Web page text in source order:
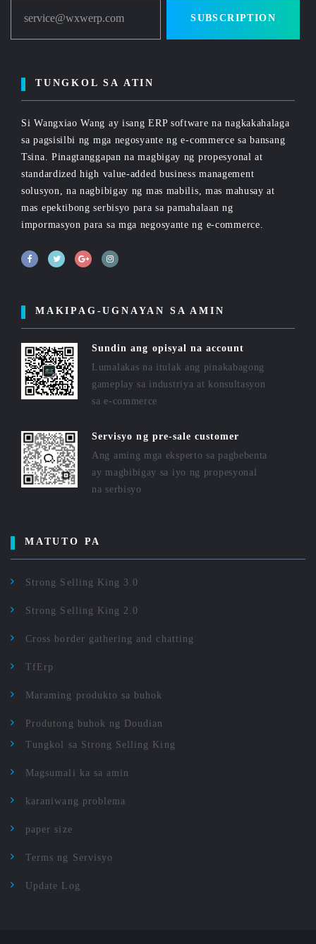
service@wxwerp.com SUBSCRIPTION
TUNGKOL SA ATIN
Si Wangxiao Wang ay isang ERP software na nagkakahalaga
sa pagsisilbi ng mga negosyante ng e-commerce sa bansang
Tsina. Pinagtanggapan na magbigay ng propesyonal at
standardized high value-added business management
solusyon, na nagbibigay ng mas mabilis, mas mahusay at
mas epektibong serbisyo para sa pamahalaan ng
impormasyon para sa mga negosyante ng e-commerce.
MAKIPAG-UGNAYAN SA AMIN
Sundin ang opisyal na account
Lumalakas na itulak ang pinakabagong
gameplay sa industriya at konsultasyon
sa e-commerce
Servisyo ng pre-sale customer
Ang aming mga eksperto sa pagbebenta
ay magbibigay sa iyo ng propesyonal
na serbisyo
MATUTO PA
Strong Selling King 3.0
Strong Selling King 2.0
Cross border gathering and chatting
TfErp
Maraming produkto sa buhok
Produtong buhok ng Doudian
Tungkol sa Strong Selling King
Magsumali ka sa amin
karaniwang problema
paper size
Terms ng Servisyo
Update Log